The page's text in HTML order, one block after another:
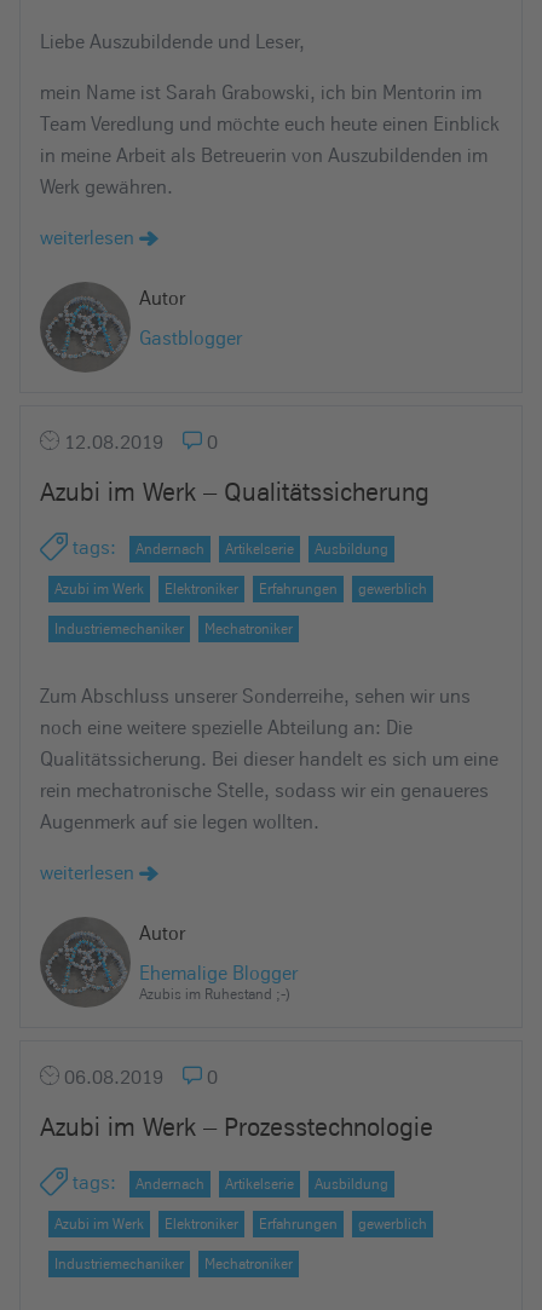
Liebe Auszubildende und Leser,
mein Name ist Sarah Grabowski, ich bin Mentorin im
Team Veredlung und möchte euch heute einen Einblick
in meine Arbeit als Betreuerin von Auszubildenden im
Werk gewähren.
weiterlesen
Autor
Gastblogger
12.08.2019 0
Azubi im Werk – Qualitätssicherung
tags: Andernach Artikelserie Ausbildung
Azubi im Werk Elektroniker Erfahrungen gewerblich
Industriemechaniker Mechatroniker
Zum Abschluss unserer Sonderreihe, sehen wir uns
noch eine weitere spezielle Abteilung an: Die
Qualitätssicherung. Bei dieser handelt es sich um eine
rein mechatronische Stelle, sodass wir ein genaueres
Augenmerk auf sie legen wollten.
weiterlesen
Autor
Ehemalige Blogger
Azubis im Ruhestand ;-)
06.08.2019 0
Azubi im Werk – Prozesstechnologie
tags: Andernach Artikelserie Ausbildung
Azubi im Werk Elektroniker Erfahrungen gewerblich
Industriemechaniker Mechatroniker